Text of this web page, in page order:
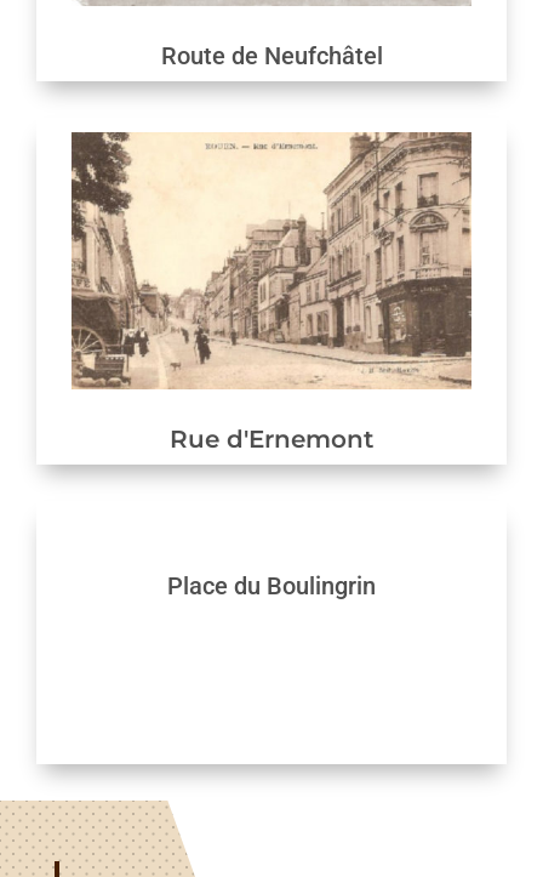
Route de Neufchâtel
Rue d'Ernemont
Place du Boulingrin